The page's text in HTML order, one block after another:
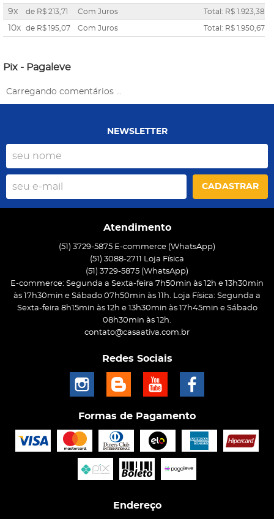
9x de R$ 213,71 Com Juros Total: R$ 1.923,38
10x de R$ 195,07 Com Juros Total: R$ 1.950,67
Pix - Pagaleve
Carregando comentários ...
NEWSLETTER
CADASTRAR
Atendimento
(51) 3729-5875 E-commerce (WhatsApp)
(51) 3088-2711 Loja Física
(51) 3729-5875 (WhatsApp)
E-commerce: Segunda a Sexta-feira 7h50min às 12h e 13h30min
às 17h30min e Sábado 07h50min às 11h. Loja Física: Segunda a
Sexta-feira 8h15min às 12h e 13h30min às 17h45min e Sábado
08h30min às 12h.
contato@casaativa.com.br
Redes Sociais
Formas de Pagamento
Endereço